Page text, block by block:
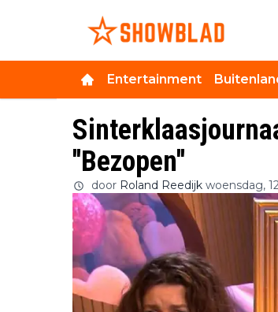
Entertainment
''Bezopen''
door Roland Reedijk woensdag,